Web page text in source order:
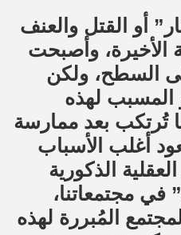
أو القتل والعنف
الأخيرة، وأصبحت
السطح، ولكن
المسبب لهذه
تُرتكب بعد ممارسة
أغلب الأسباب
الذكورية
في مجتمعاتنا،
المُبررة لهذه